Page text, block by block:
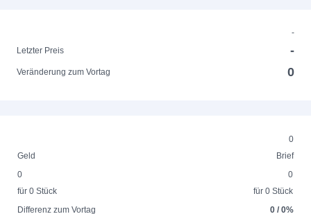
-
Letzter Preis
-
Veränderung zum Vortag 0
0
Geld
Brief
0
für 0 Stück
0
für 0 Stück
Differenz zum Vortag
0 / 0%